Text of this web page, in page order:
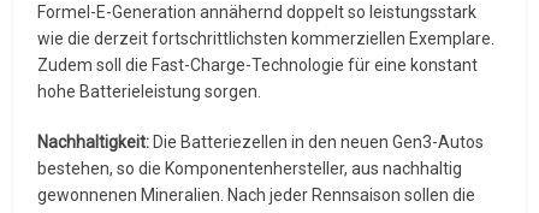
Formel-E-Generation annähernd doppelt so leistungsstark
wie die derzeit fortschrittlichsten kommerziellen Exemplare.
Zudem soll die Fast-Charge-Technologie für eine konstant
hohe Batterieleistung sorgen.
Nachhaltigkeit: Die Batteriezellen in den neuen Gen3-Autos
bestehen, so die Komponentenhersteller, aus nachhaltig
gewonnenen Mineralien. Nach jeder Rennsaison sollen die